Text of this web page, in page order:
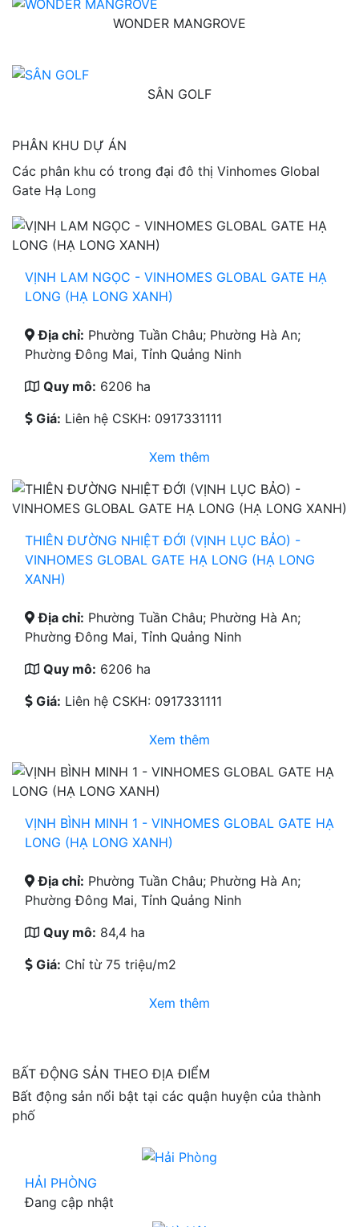
WONDER MANGROVE
SÂN GOLF
PHÂN KHU DỰ ÁN
Các phân khu có trong đại đô thị Vinhomes Global
Gate Hạ Long
VỊNH LAM NGỌC - VINHOMES GLOBAL GATE HẠ
LONG (HẠ LONG XANH)
Địa chỉ: Phường Tuần Châu; Phường Hà An;
Phường Đông Mai, Tỉnh Quảng Ninh
Quy mô: 6206 ha
Giá: Liên hệ CSKH: 0917331111
Xem thêm
THIÊN ĐƯỜNG NHIỆT ĐỚI (VỊNH LỤC BẢO) -
VINHOMES GLOBAL GATE HẠ LONG (HẠ LONG
XANH)
Địa chỉ: Phường Tuần Châu; Phường Hà An;
Phường Đông Mai, Tỉnh Quảng Ninh
Quy mô: 6206 ha
Giá: Liên hệ CSKH: 0917331111
Xem thêm
VỊNH BÌNH MINH 1 - VINHOMES GLOBAL GATE HẠ
LONG (HẠ LONG XANH)
Địa chỉ: Phường Tuần Châu; Phường Hà An;
Phường Đông Mai, Tỉnh Quảng Ninh
Quy mô: 84,4 ha
Giá: Chỉ từ 75 triệu/m2
Xem thêm
BẤT ĐỘNG SẢN THEO ĐỊA ĐIỂM
Bất động sản nổi bật tại các quận huyện của thành
phố
HẢI PHÒNG
Đang cập nhật